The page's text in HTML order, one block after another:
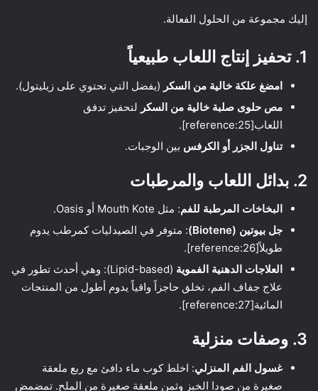
إليك مجموعة من الحلول الفعالة.
1. تحفيز إنتاج اللعاب طبيعياً
امضغ علكة خالية من السكر (يفضل التي تحتوي على زيليتول).
مص حلوى صلبة خالية من السكر لتحفيز تدفق
اللعاب[reference:25].
تناول الجزر أو الكرفس بين الوجبات.
2. بدائل اللعاب والمرطبات
البخاخات المرطبة للفم: مثل Mouth Kote أو Oasis.
جل بيوتين (Biotene)
: متوفر في الصيدليات كمرطب يدوم
طويلاً[reference:26].
العلاجات الدهنية الفموية
(Lipid-based): وهي أحدث تطور في
علاج جفاف الفم، تخلق حاجزاً واقياً يدوم أطول من المنتجات
المائية[reference:27].
3. وصفات منزلية
غسول الفم المنزلي: اخلط كوب ماء دافئ مع ربع ملعقة
صغيرة من صودا الخبز وثمن ملعقة صغيرة من الملح. تمضمض